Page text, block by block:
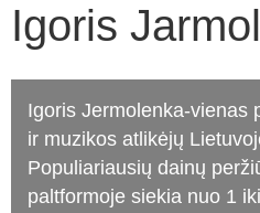
Igoris
Igoris Jermolenka-vienas
ir muzikos atlikėjų
Populiariausių dainų
paltformoje siekia nuo 1